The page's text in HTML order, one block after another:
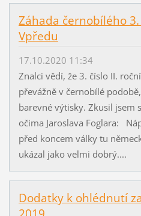
Záhada černobílého
Vpředu
17.10.2020 11:34
Znalci vědí, že 3. číslo II.
převážně v černobílé
barevné výtisky. Zkusil jsem
očima Jaroslava Foglara:
před koncem války tu
ukázal jako velmi dobrý....
Dodatky k ohlédnutí